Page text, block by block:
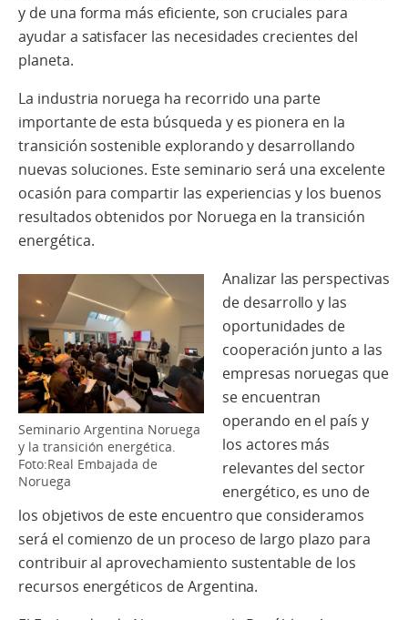
y de una forma más eficiente, son cruciales para
ayudar a satisfacer las necesidades crecientes del
planeta.
La industria noruega ha recorrido una parte
importante de esta búsqueda y es pionera en la
transición sostenible explorando y desarrollando
nuevas soluciones. Este seminario será una excelente
ocasión para compartir las experiencias y los buenos
resultados obtenidos por Noruega en la transición
energética.
Seminario Argentina Noruega
y la transición energética.
Foto:Real Embajada de
Noruega
Analizar las perspectivas
de desarrollo y las
oportunidades de
cooperación junto a las
empresas noruegas que
se encuentran
operando en el país y
los actores más
relevantes del sector
energético, es uno de
los objetivos de este encuentro que consideramos
será el comienzo de un proceso de largo plazo para
contribuir al aprovechamiento sustentable de los
recursos energéticos de Argentina.